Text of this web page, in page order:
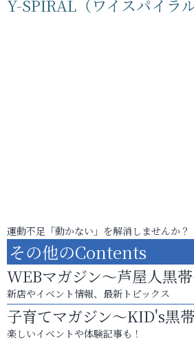
Y-SPIRAL（ワイスパイラル
運動不足「動かない」を解消しませんか？
その他のContents
WEBマガジン～芦屋人黒
新店やイベント情報、最新トピックス
子育てマガジン～KID's黒
楽しいイベントや体験記事も！